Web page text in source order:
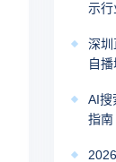
示行
深
自
AI搜
指南